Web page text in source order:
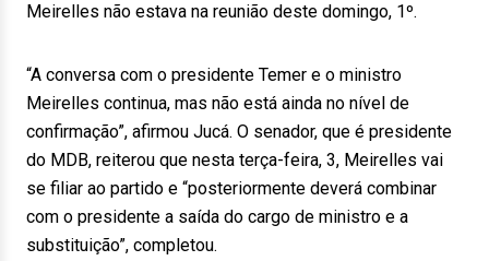
Meirelles não estava na reunião deste domingo, 1º.
“A conversa com o presidente Temer e o ministro
Meirelles continua, mas não está ainda no nível de
confirmação”, afirmou Jucá. O senador, que é presidente
do MDB, reiterou que nesta terça-feira, 3, Meirelles vai
se filiar ao partido e “posteriormente deverá combinar
com o presidente a saída do cargo de ministro e a
substituição”, completou.